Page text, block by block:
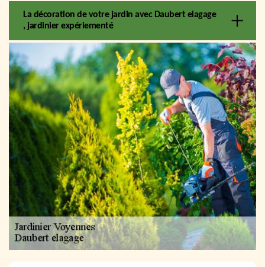
La décoration de votre jardin avec Daubert elagage
, jardinier expériementé